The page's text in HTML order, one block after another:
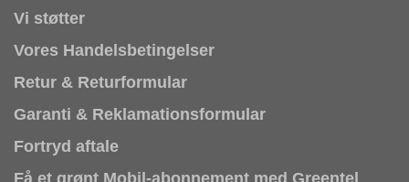
Vi støtter
Vores Handelsbetingelser
Retur & Returformular
Garanti & Reklamationsformular
Fortryd aftale